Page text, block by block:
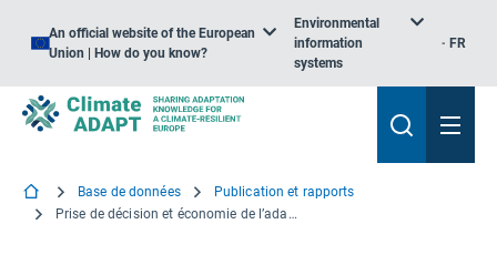
An official website of the European
Union | How do you know?
Environmental
information
systems
FR
Base de données
Publication et rapports
Prise de décision et économie de l’adaptation au changement climatique dans le secteur de la pêche et de l’aquaculture